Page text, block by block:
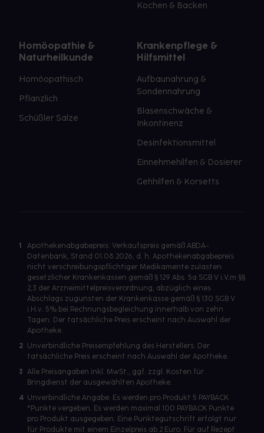
Kochen & Backen
Homöopathie &
Naturheilkunde
Homöopathisch
Pflanzlich
Schüßler Salze
Krankenpflege &
Hilfsmittel
Aufbaunahrung &
Sondennahrung
Blasenschwäche &
Inkontinenz
Desinfektionsmittel
Einnehmehilfen & Dosierer
Gehhilfen & Korsetts
1
Apothekenabgabepreis: Verkaufspreis gemäß ABDA-
Datenbank, Stand 01.08.2026, d. h. Apothekenabgabepreis
nicht verschreibungspflichtiger Medikamente zulasten
gesetzlicher Krankenkassen gemäß § 129 Abs. 5a SGB V i.V.m §§
2,3 der Arzneimittelpreisverordnung, abzüglich eines
Abschlags zugunsten der Krankenkasse gemäß § 130 SGB V
i.H.v. 5% bei Rechnungsbegleichung innerhalb von zehn
Tagen. Der tatsächliche Preis erscheint nach Auswahl der
Apotheke.
2 Unverbindliche Preisempfehlung des Herstellers. Der
tatsächliche Preis erscheint nach Auswahl der Apotheke.
3 Alle Preisangaben inkl. MwSt., ggf. zzgl. Kosten für
Bringdienst der ausgewählten Apotheke.
4 Unverbindliche Angabe. Es werden pro Produkt 5 PAYBACK
°Punkte vergeben. Es werden maximal 100 PAYBACK Punkte
pro Produkt ausgegeben. Eine Punktegutschrift erfolgt nur
für Produkte mit einem Einzelpreis ab 2 Euro. Für auf Rezept